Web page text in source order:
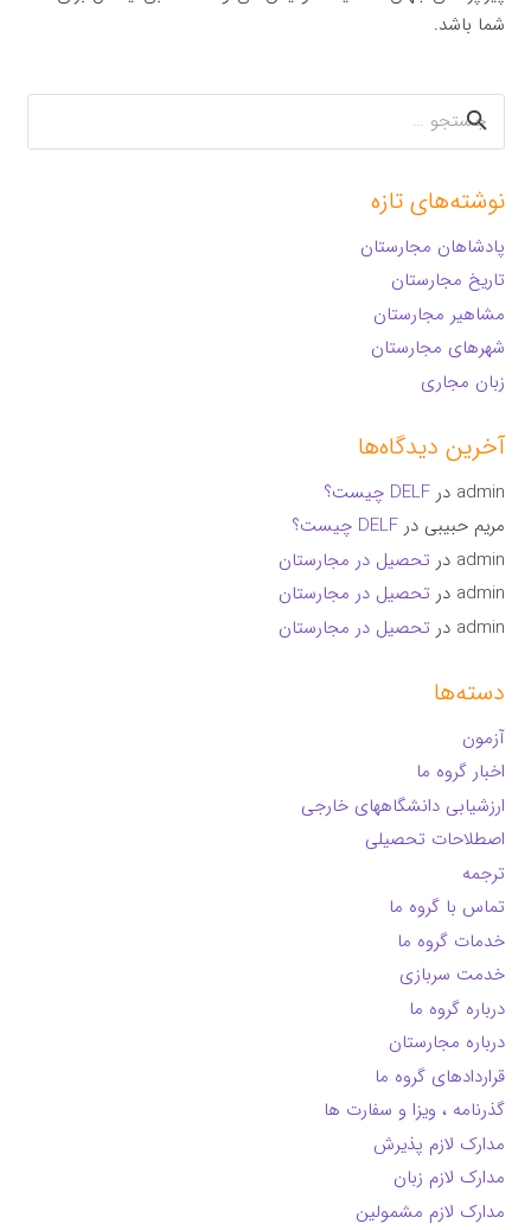
شما باشد.
جستجو
برای:
نوشته‌های تازه
پادشاهان مجارستان
تاریخ مجارستان
مشاهیر مجارستان
شهرهای مجارستان
زبان مجاری
آخرین دیدگاه‌ها
admin درDELF چیست؟
مریم حبیبی درDELF چیست؟
admin در تحصیل در مجارستان
admin در تحصیل در مجارستان
admin در تحصیل در مجارستان
دسته‌ها
آزمون
اخبار گروه ما
ارزشیابی دانشگاههای خارجی
اصطلاحات تحصیلی
ترجمه
تماس با گروه ما
خدمات گروه ما
خدمت سربازی
درباره گروه ما
درباره مجارستان
قراردادهای گروه ما
گذرنامه ، ویزا و سفارت ها
مدارک لازم پذیرش
مدارک لازم زبان
مدارک لازم مشمولین